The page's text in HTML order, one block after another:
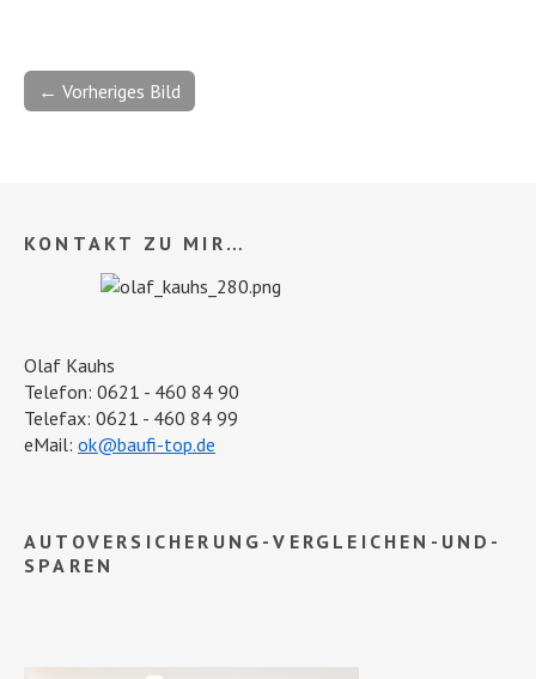
← Vorheriges Bild
KONTAKT ZU MIR…
Olaf Kauhs
Telefon: 0621 - 460 84 90
Telefax: 0621 - 460 84 99
eMail: ok@baufi-top.de
AUTOVERSICHERUNG-VERGLEICHEN-UND-
SPAREN